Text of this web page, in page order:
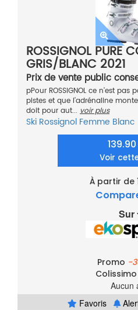
ROSSIGNOL PURE
GRIS/BLANC 2021
Prix de vente public
pPour ROSSIGNOL ce n’est
pistes et que l’adrénaline
doit pour aut... voir plus
Ski Rossignol Femme Blanc
Voir
À partir de
Sur
Promo -
Colissimo
Aucun
Favoris